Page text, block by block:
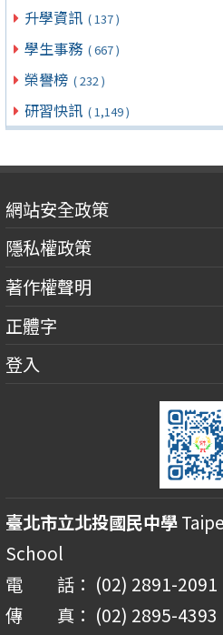
升學資訊 ( 137 )
學生事務 ( 667 )
榮譽榜 ( 232 )
研習快訊 ( 1,149 )
網站安全政策
隱私權政策
著作權聲明
正體字
登入
臺北市立北投國民中學
School
電 話： (02) 2891-2091
傳 真： (02) 2895-4393